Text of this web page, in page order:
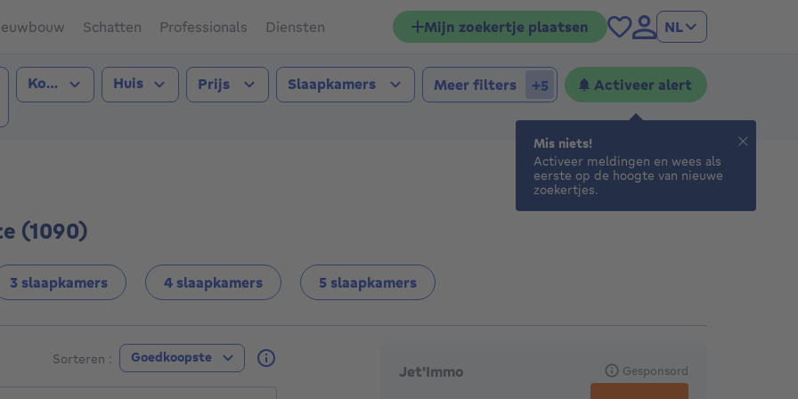
Schatten Professionals Diensten Mijn zoekertje plaatsen NL
(1090))
Type transactie
Kopen Type pand
Huis Prijs Slaapkamers Meer filters +5 Activeer alert
(1090)
3 slaapkamers 4 slaapkamers 5 slaapkamers
Sorteren : Goedkoopste Aanbevolen agentschappen
Jet'Immo Gesponsord
Mis niets!
Activeer meldingen en wees als
eerste op de hoogte van nieuwe
zoekertjes.